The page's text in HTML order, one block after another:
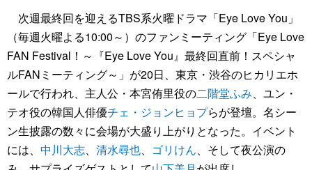
次週最終回を迎えるTBS系火曜ドラマ「Eye Love You」
（毎週火曜よる10:00～）のファンミーティング「Eye Love
FAN Festival！～『Eye Love You』最終回直前！スペシャ
ルFANミーティング～」が20日、東京・渋谷のヒカリエホ
ールで行われ、主人公・本宮侑里役の二階堂ふみ 、ユン・
テオ役の韓国人俳優チェ・ジョンヒョプらが登壇。名シー
ン生披露の数々に会場が大盛り上がりとなった。イベント
には、 中川大志 清水尋也 ゴリけん 、そして夜公演の